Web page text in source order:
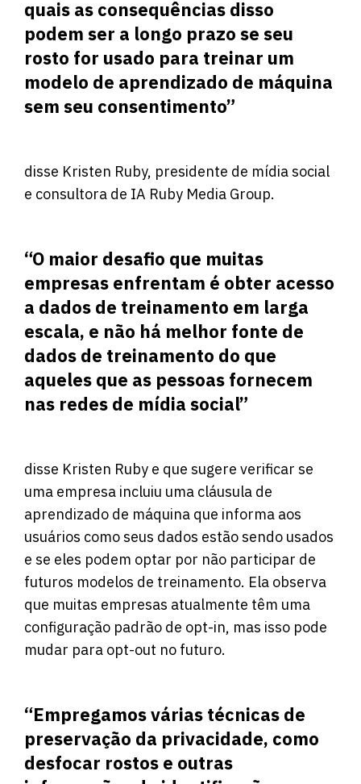
quais as consequências disso
podem ser a longo prazo se seu
rosto for usado para treinar um
modelo de aprendizado de máquina
sem seu consentimento”
disse Kristen Ruby, presidente de mídia social
e consultora de IA Ruby Media Group.
“O maior desafio que muitas
empresas enfrentam é obter acesso
a dados de treinamento em larga
escala, e não há melhor fonte de
dados de treinamento do que
aqueles que as pessoas fornecem
nas redes de mídia social”
disse Kristen Ruby e que sugere verificar se
uma empresa incluiu uma cláusula de
aprendizado de máquina que informa aos
usuários como seus dados estão sendo usados ​​
e se eles podem optar por não participar de
futuros modelos de treinamento. Ela observa
que muitas empresas atualmente têm uma
configuração padrão de opt-in, mas isso pode
mudar para opt-out no futuro.
“Empregamos várias técnicas de
preservação da privacidade, como
desfocar rostos e outras